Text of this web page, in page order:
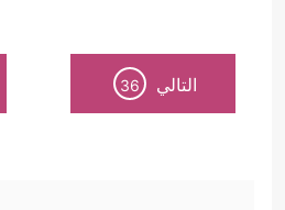
التالي 36